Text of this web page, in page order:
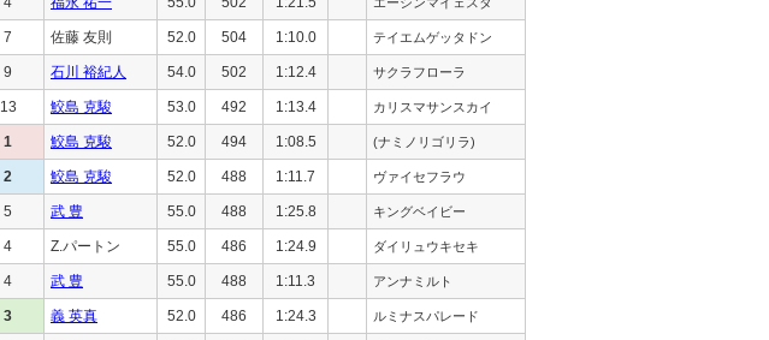
7 佐藤 友則 52.0 504 1:10.0 テイエムゲッタドン
9 石川 裕紀人 54.0 502 1:12.4 サクラフローラ
13 鮫島 克駿 53.0 492 1:13.4 カリスマサンスカイ
1 鮫島 克駿 52.0 494 1:08.5 (ナミノリゴリラ)
2 鮫島 克駿 52.0 488 1:11.7 ヴァイセフラウ
5 武 豊 55.0 488 1:25.8 キングベイビー
4 Z.パートン 55.0 486 1:24.9 ダイリュウキセキ
4 武 豊 55.0 488 1:11.3 アンナミルト
3 義 英真 52.0 486 1:24.3 ルミナスパレード